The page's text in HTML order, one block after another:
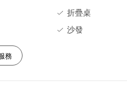
折疊桌
沙發
務